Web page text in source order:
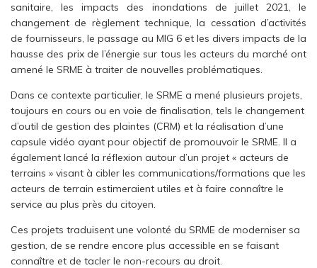
sanitaire, les impacts des inondations de juillet 2021, le
changement de règlement technique, la cessation d’activités
de fournisseurs, le passage au MIG 6 et les divers impacts de la
hausse des prix de l’énergie sur tous les acteurs du marché ont
amené le SRME à traiter de nouvelles problématiques.
Dans ce contexte particulier, le SRME a mené plusieurs projets,
toujours en cours ou en voie de finalisation, tels le changement
d’outil de gestion des plaintes (CRM) et la réalisation d’une
capsule vidéo ayant pour objectif de promouvoir le SRME. Il a
également lancé la réflexion autour d’un projet « acteurs de
terrains » visant à cibler les communications/formations que les
acteurs de terrain estimeraient utiles et à faire connaître le
service au plus près du citoyen.
Ces projets traduisent une volonté du SRME de moderniser sa
gestion, de se rendre encore plus accessible en se faisant
connaître et de tacler le non-recours au droit.